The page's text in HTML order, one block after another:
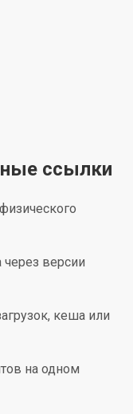
ссылки
версии
кеша или
на одном